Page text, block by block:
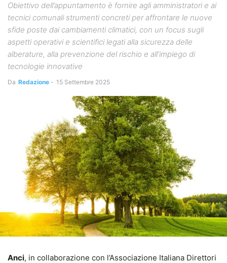
Obiettivo dell’appuntamento è fornire agli amministratori e ai
tecnici comunali strumenti concreti per affrontare le nuove
sfide poste dai cambiamenti climatici, con un focus sugli
aspetti operativi e scientifici legati alla sicurezza delle
alberature, alla prevenzione del rischio e all’impiego di
tecnologie innovative
Da Redazione - 15 Settembre 2025
Anci, in collaborazione con l’Associazione Italiana Direttori